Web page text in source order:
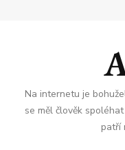
Na internetu je
se měl člověk
patří